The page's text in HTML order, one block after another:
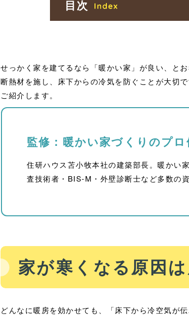
目次
せっかく家を建てるなら「暖かい家」が良い、と
断熱材を施し、床下からの冷気を防ぐことが大切
ご紹介します。
監修：暖かい家づくりのプロ
住研ハウス苫小牧本社の建築部長。暖かい
査技術者・BIS-M・外壁診断士など多数の資
家が寒くなる原因
どんなに暖房を効かせても、「床下から冷空気が